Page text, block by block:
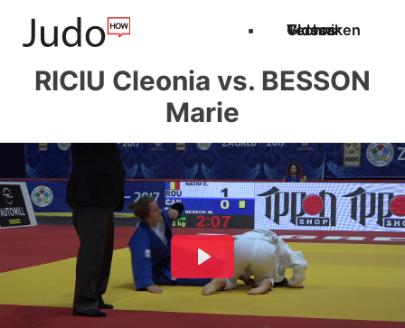
Techniken
Videos
Glossar
RICIU Cleonia vs. BESSON
Marie